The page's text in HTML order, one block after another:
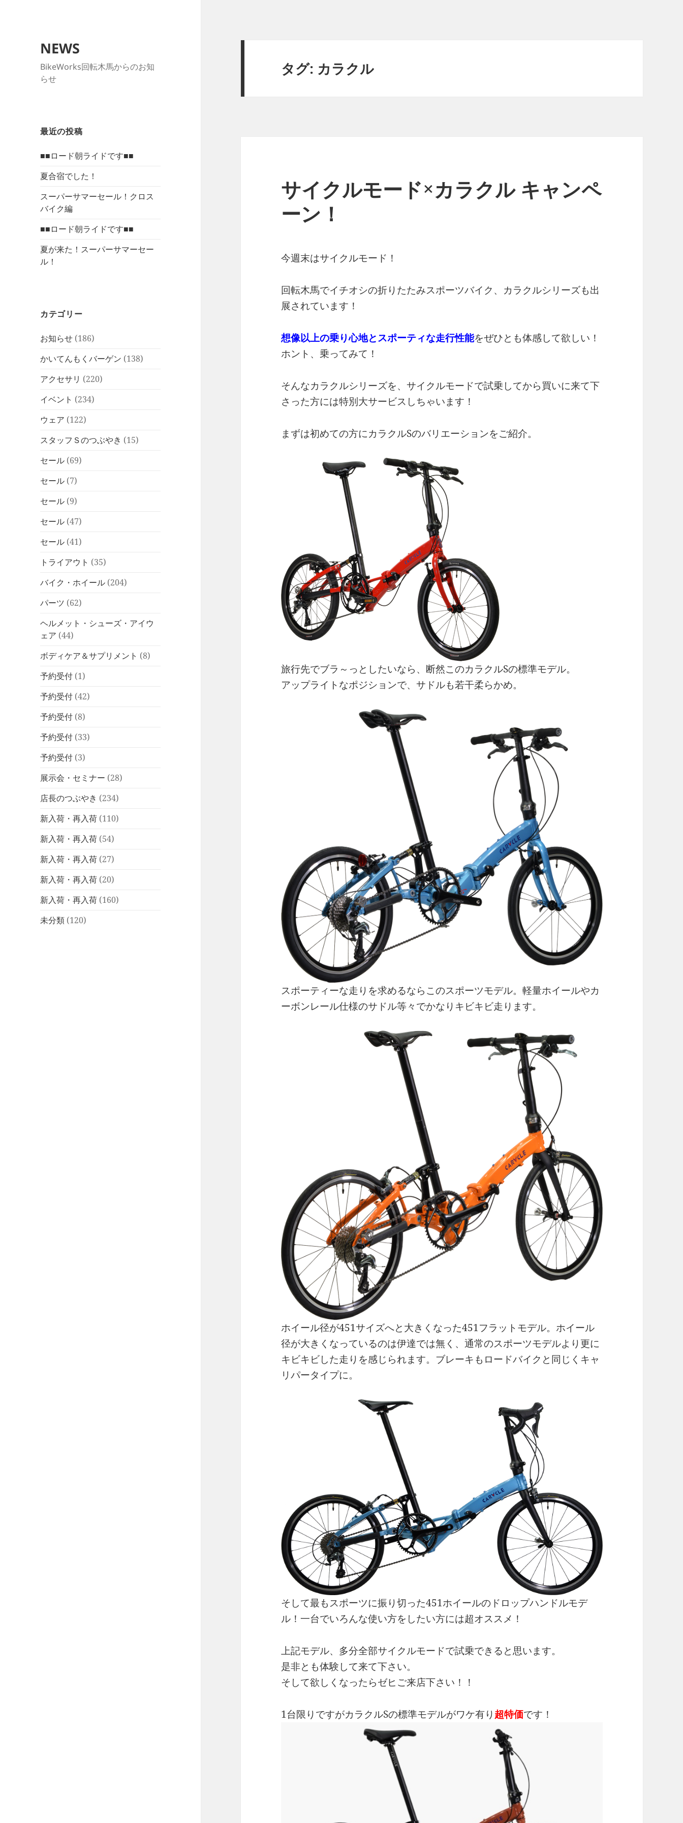
NEWS
BikeWorks回転木馬からのお知
らせ
最近の投稿
■■ロード朝ライドです■■
夏合宿でした！
スーパーサマーセール！クロス
バイク編
■■ロード朝ライドです■■
夏が来た！スーパーサマーセー
ル！
カテゴリー
お知らせ (186)
かいてんもくバーゲン (138)
アクセサリ (220)
イベント (234)
ウェア (122)
スタッフＳのつぶやき (15)
セール (69)
セール (7)
セール (9)
セール (47)
セール (41)
トライアウト (35)
バイク・ホイール (204)
パーツ (62)
ヘルメット・シューズ・アイウ
ェア (44)
ボディケア＆サプリメント (8)
予約受付 (1)
予約受付 (42)
予約受付 (8)
予約受付 (33)
予約受付 (3)
展示会・セミナー (28)
店長のつぶやき (234)
新入荷・再入荷 (110)
新入荷・再入荷 (54)
新入荷・再入荷 (27)
新入荷・再入荷 (20)
新入荷・再入荷 (160)
未分類 (120)
タグ: カラクル
サイクルモード×カラクル キャンペ
ーン！
今週末はサイクルモード！
回転木馬でイチオシの折りたたみスポーツバイク、カラクルシリーズも出
展されています！
想像以上の乗り心地とスポーティな走行性能をぜひとも体感して欲しい！
ホント、乗ってみて！
そんなカラクルシリーズを、サイクルモードで試乗してから買いに来て下
さった方には特別大サービスしちゃいます！
まずは初めての方にカラクルSのバリエーションをご紹介。
旅行先でブラ～っとしたいなら、断然このカラクルSの標準モデル。
アップライトなポジションで、サドルも若干柔らかめ。
スポーティーな走りを求めるならこのスポーツモデル。軽量ホイールやカ
ーボンレール仕様のサドル等々でかなりキビキビ走ります。
ホイール径が451サイズへと大きくなった451フラットモデル。ホイール
径が大きくなっているのは伊達では無く、通常のスポーツモデルより更に
キビキビした走りを感じられます。ブレーキもロードバイクと同じくキャ
リパータイプに。
そして最もスポーツに振り切った451ホイールのドロップハンドルモデ
ル！一台でいろんな使い方をしたい方には超オススメ！
上記モデル、多分全部サイクルモードで試乗できると思います。
是非とも体験して来て下さい。
そして欲しくなったらゼヒご来店下さい！！
1台限りですがカラクルSの標準モデルがワケ有り超特価です！